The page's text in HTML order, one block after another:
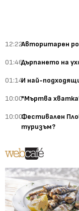
12:22Авторитарен
01:46Дърпането на
01:14И най-
10:00"Мъртва
10:00Фестивален
туризъм?